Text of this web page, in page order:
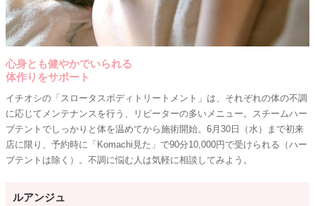
心身とも健やかでいられる
体作りをサポート
イチオシの「スロータスボディトリートメント」は、それぞれの体の不調
に応じてメンテナンスを行う、リピーターの多いメニュー。スチームハー
ブテントでしっかりと体を温めてから施術開始。6月30日（水）まで初来
店に限り、予約時に「Komachi見た」で90分10,000円で受けられる（ハー
ブテントは除く）。不調に悩む人は気軽に相談してみよう。
ルアンジュ